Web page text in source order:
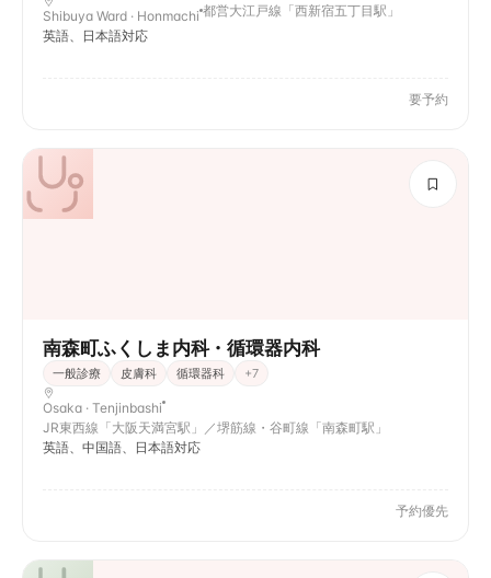
Shibuya Ward · Honmachi 都営大江戸線「西新宿五丁目駅」
英語、日本語対応
要予約
南森町ふくしま内科・循環器内科
一般診療 皮膚科 循環器科 +7
Osaka · Tenjinbashi
JR東西線「大阪天満宮駅」／堺筋線・谷町線「南森町駅」
英語、中国語、日本語対応
予約優先